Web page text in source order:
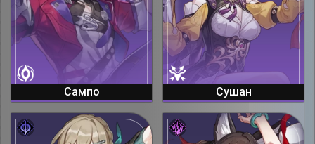
Сампо Сушан